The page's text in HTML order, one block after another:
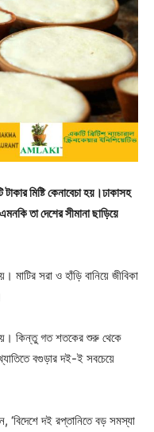
মিষ্টি কেনাবেচা হয়।ঢাকাসহ
তা দেশের সীমানা ছাড়িয়ে
সরা ও হাঁড়ি বানিয়ে জীবিকা
কিন্তু গত শতকের শুরু থেকে
বগুড়ার দই-ই সবচেয়ে
দই রপ্তানিতে বড় সমস্যা